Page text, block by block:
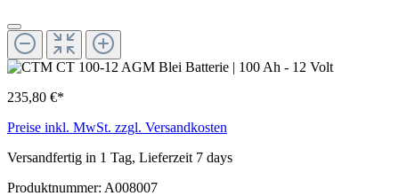
235,80 €*
Preise inkl. MwSt. zzgl. Versandkosten
Versandfertig in 1 Tag, Lieferzeit 7 days
Produktnummer: A008007